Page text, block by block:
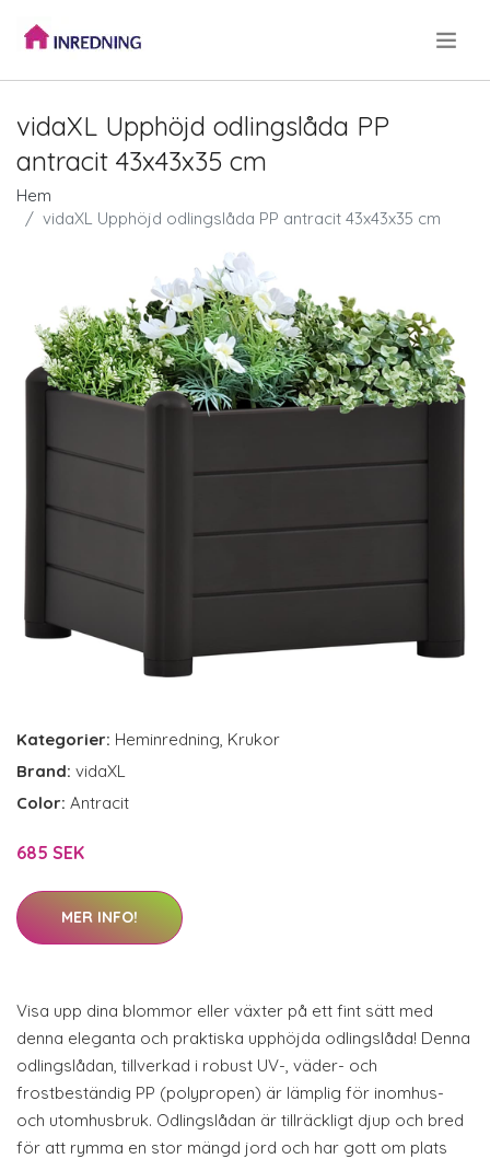
vidaXL Upphöjd odlingslåda PP
antracit 43x43x35 cm
Hem
vidaXL Upphöjd odlingslåda PP antracit 43x43x35 cm
Kategorier: Heminredning, Krukor
Brand: vidaXL
Color: Antracit
685 SEK
MER INFO!
Visa upp dina blommor eller växter på ett fint sätt med
denna eleganta och praktiska upphöjda odlingslåda! Denna
odlingslådan, tillverkad i robust UV-, väder- och
frostbeständig PP (polypropen) är lämplig för inomhus-
och utomhusbruk. Odlingslådan är tillräckligt djup och bred
för att rymma en stor mängd jord och har gott om plats